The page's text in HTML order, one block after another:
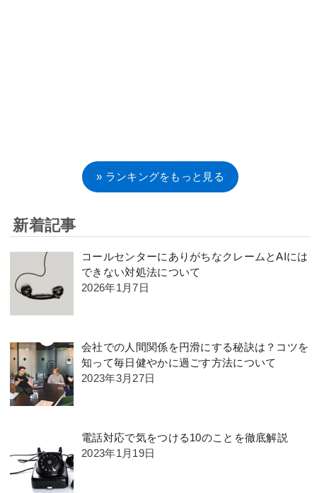
» ランキングをもっと見る
新着記事
コールセンターにありがちなクレームとAIには
できない対処法について
2026年1月7日
会社での人間関係を円滑にする秘訣は？コツを
知って毎日健やかに過ごす方法について
2023年3月27日
電話対応で気をつける10のことを徹底解説
2023年1月19日